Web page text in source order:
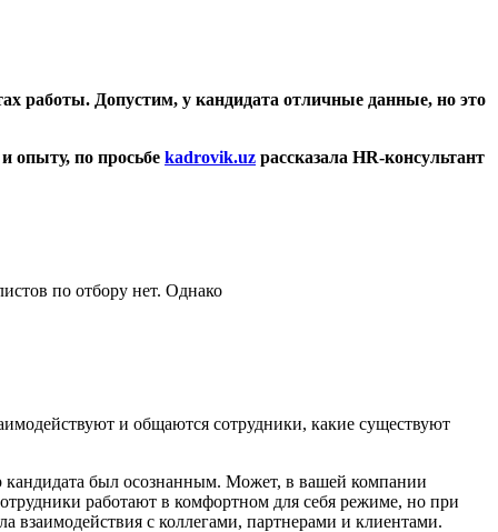
работы. Допустим, у кандидата отличные данные, но это
опыту, по просьбе kadrovik.uz рассказала HR-консультант
по отбору нет. Однако
и общаются сотрудники, какие существуют
был осознанным. Может, в вашей компании
работают в комфортном для себя режиме, но при
взаимодействия с коллегами, партнерами и клиентами.